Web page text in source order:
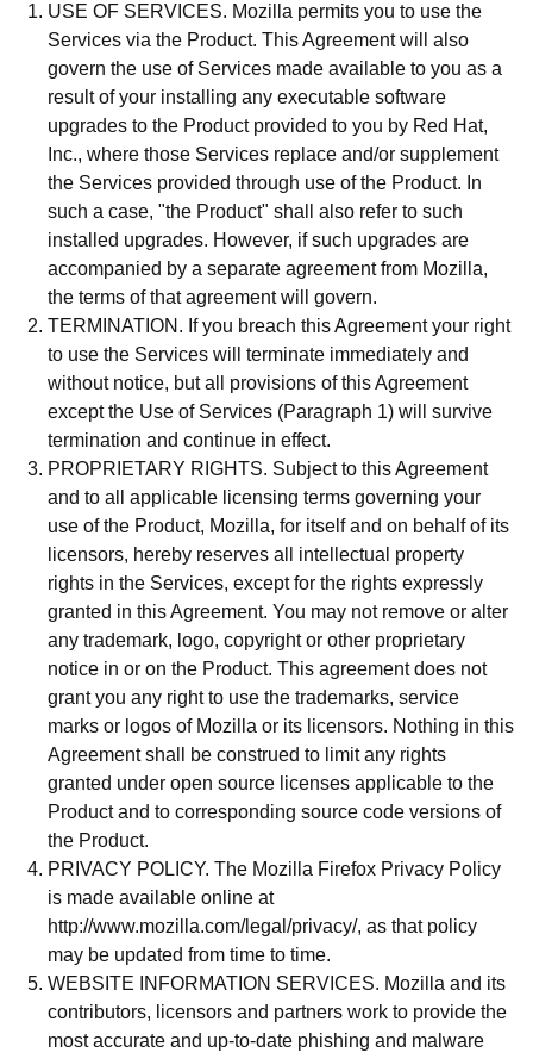
USE OF SERVICES. Mozilla permits you to use the
Services via the Product. This Agreement will also
govern the use of Services made available to you as a
result of your installing any executable software
upgrades to the Product provided to you by Red Hat,
Inc., where those Services replace and/or supplement
the Services provided through use of the Product. In
such a case, "the Product" shall also refer to such
installed upgrades. However, if such upgrades are
accompanied by a separate agreement from Mozilla,
the terms of that agreement will govern.
TERMINATION. If you breach this Agreement your right
to use the Services will terminate immediately and
without notice, but all provisions of this Agreement
except the Use of Services (Paragraph 1) will survive
termination and continue in effect.
PROPRIETARY RIGHTS. Subject to this Agreement
and to all applicable licensing terms governing your
use of the Product, Mozilla, for itself and on behalf of its
licensors, hereby reserves all intellectual property
rights in the Services, except for the rights expressly
granted in this Agreement. You may not remove or alter
any trademark, logo, copyright or other proprietary
notice in or on the Product. This agreement does not
grant you any right to use the trademarks, service
marks or logos of Mozilla or its licensors. Nothing in this
Agreement shall be construed to limit any rights
granted under open source licenses applicable to the
Product and to corresponding source code versions of
the Product.
PRIVACY POLICY. The Mozilla Firefox Privacy Policy
is made available online at
http://www.mozilla.com/legal/privacy/, as that policy
may be updated from time to time.
WEBSITE INFORMATION SERVICES. Mozilla and its
contributors, licensors and partners work to provide the
most accurate and up-to-date phishing and malware